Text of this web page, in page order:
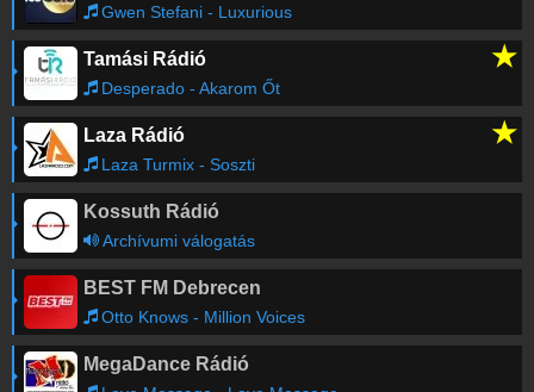
Gwen Stefani - Luxurious
Tamási Rádió ★
Desperado - Akarom Őt
Laza Rádió ★
Laza Turmix - Soszti
Kossuth Rádió
Archívumi válogatás
BEST FM Debrecen
Otto Knows - Million Voices
MegaDance Rádió